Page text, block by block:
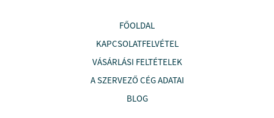
FŐOLDAL
KAPCSOLATFELVÉTEL
VÁSÁRLÁSI FELTÉTELEK
A SZERVEZŐ CÉG ADATAI
BLOG